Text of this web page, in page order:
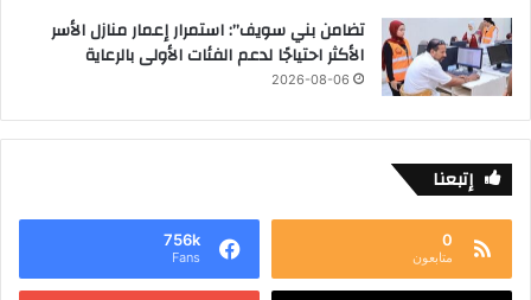
تضامن بني سويف”: استمرار إعمار منازل الأسر
الأكثر احتياجًا لدعم الفئات الأولى بالرعاية
2026-08-06
إتبعنا
0
متابعون
756k
Fans